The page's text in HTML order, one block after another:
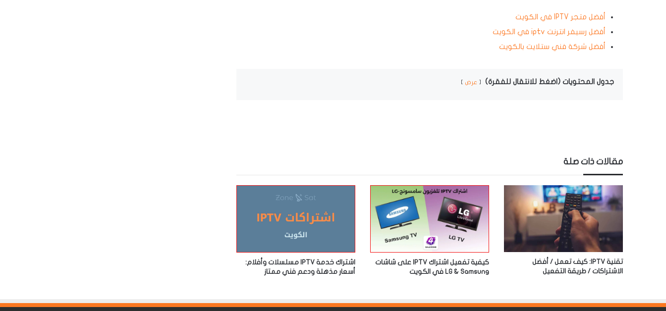
أفضل متجر IPTV في الكويت
أفضل رسيفر انترنت iptv في الكويت
أفضل شركة فني ستلايت بالكويت
جدول المحتويات (اضغط للانتقال للفقرة) عرض
مقالات ذات صلة
تقنية IPTV: كيف تعمل / أفضل
الاشتراكات / طريقة التفعيل
كيفية تفعيل اشتراك IPTV على شاشات
LG & Samsung في الكويت
اشتراك خدمة IPTV مسلسلات وأفلام:
أسعار مذهلة ودعم فني ممتاز